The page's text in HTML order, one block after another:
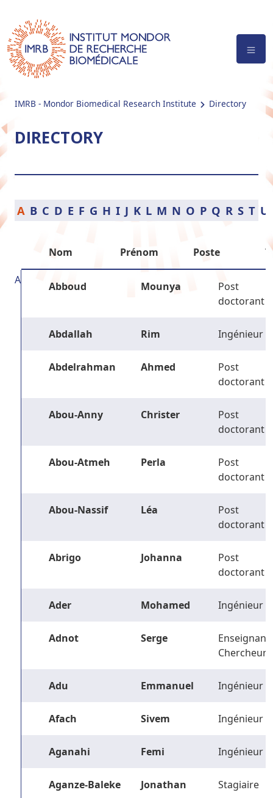
IMRB - Mondor Biomedical Research Institute Directory
DIRECTORY
A B C D E F G H I J K L M N O P Q R S T U
Nom Prénom Poste
A Abboud Mounya
Post
doctorant
Abdallah Rim Ingénieur
Abdelrahman Ahmed
Post
doctorant
Abou-Anny Christer
Post
doctorant
Abou-Atmeh Perla
Post
doctorant
Abou-Nassif Léa
Post
doctorant
Abrigo Johanna
Post
doctorant
Ader Mohamed Ingénieur
Adnot Serge
Enseignant-
Chercheur
Adu Emmanuel Ingénieur
Afach Sivem Ingénieur
Aganahi Femi Ingénieur
Aganze-Baleke Jonathan Stagiaire